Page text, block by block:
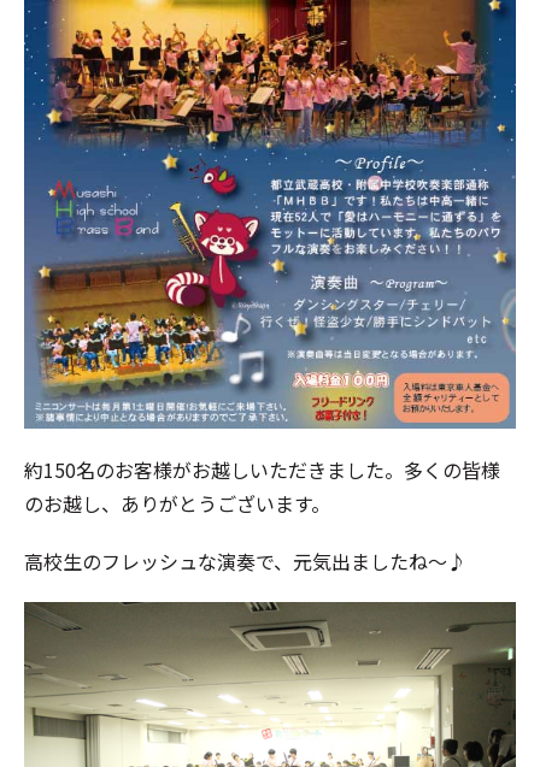
約150名のお客様がお越しいただきました。多くの皆様
のお越し、ありがとうございます。
高校生のフレッシュな演奏で、元気出ましたね～♪